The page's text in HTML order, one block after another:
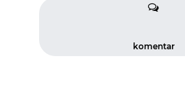
komentar